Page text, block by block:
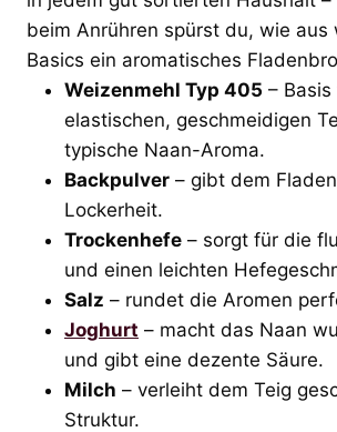
beim Anrühren spürst du, wie aus
Basics ein aromatisches
Weizenmehl Typ 405 –
elastischen, geschmeidigen
typische Naan-Aroma.
Backpulver – gibt dem
Lockerheit.
Trockenhefe – sorgt für die
und einen leichten
Salz – rundet die Aromen
Joghurt – macht das Naan
und gibt eine dezente Säure.
Milch – verleiht dem Teig
Struktur.